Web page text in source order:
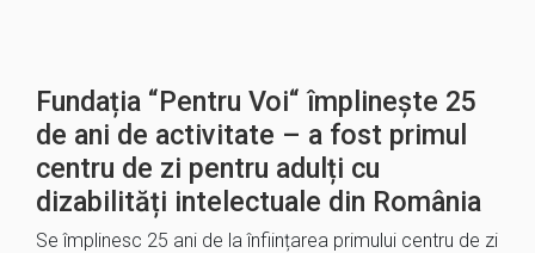
Fundația “Pentru Voi“ împlinește 25
de ani de activitate – a fost primul
centru de zi pentru adulți cu
dizabilități intelectuale din România
Se împlinesc 25 ani de la înființarea primului centru de zi